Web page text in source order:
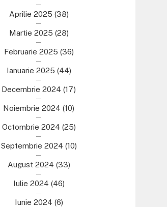
Aprilie 2025 (38)
Martie 2025 (28)
Februarie 2025 (36)
Ianuarie 2025 (44)
Decembrie 2024 (17)
Noiembrie 2024 (10)
Octombrie 2024 (25)
Septembrie 2024 (10)
August 2024 (33)
Iulie 2024 (46)
Iunie 2024 (6)